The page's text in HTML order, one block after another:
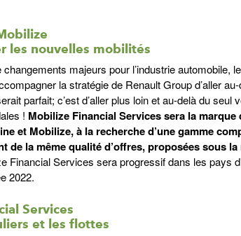
les nouvelles mobilités
majeurs pour l’industrie
la stratégie de Renault Group d’aller
parfait; c’est d’aller plus loin et au-delà du
! Mobilize Financial Services sera la
et Mobilize, à la recherche d’une gamme
de la même qualité d’offres, proposées sous
Financial Services sera progressif dans les pays
2022.
Services
et les flottes